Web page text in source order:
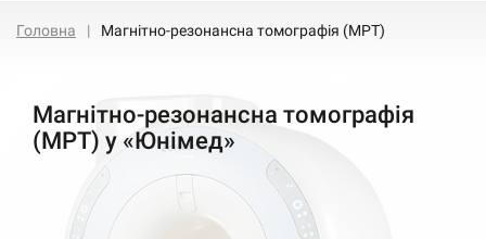
Головна Магнітно-резонансна томографія (МРТ)
Магнітно-резонансна томографія
(МРТ) у «Юнімед»